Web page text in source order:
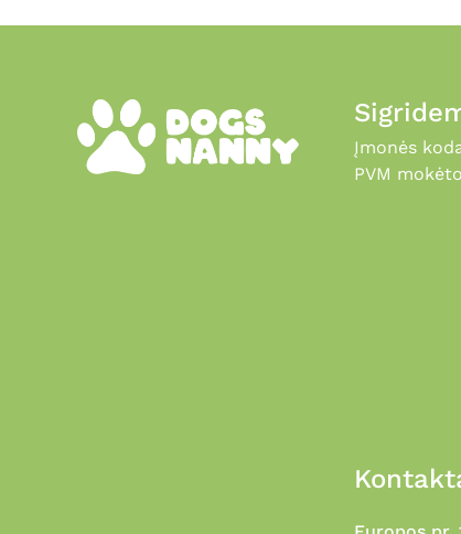
Įmonės
PVM